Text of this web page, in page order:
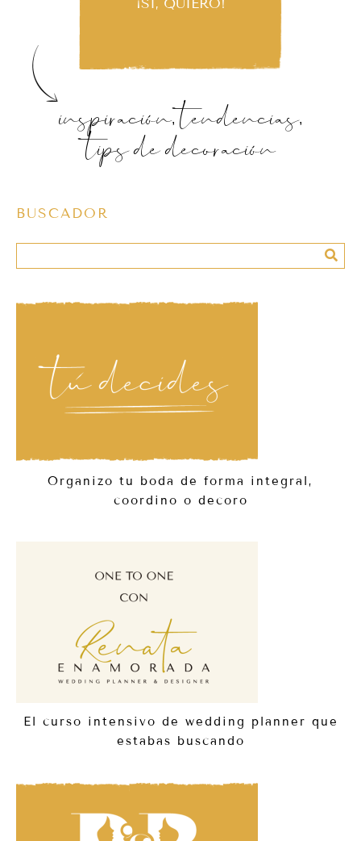
inspiración, tendencias,
tips de decoración
BUSCADOR
Organizo tu boda de forma integral,
coordino o decoro
El curso intensivo de wedding planner que
estabas buscando